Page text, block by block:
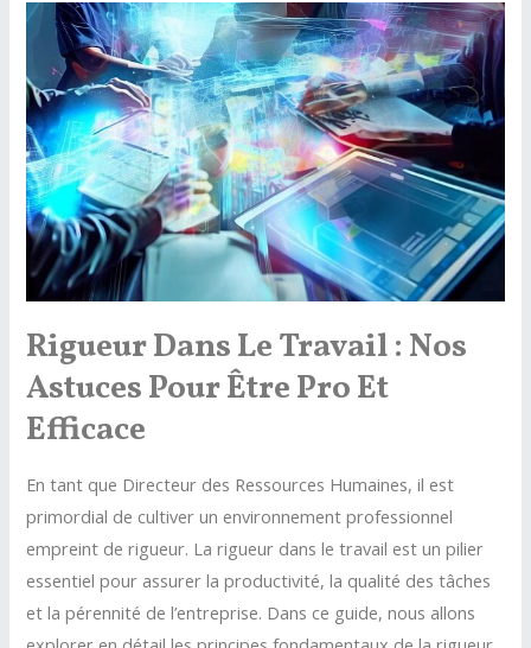
Récompensez
Ponctualité
et
la
Régularité
de
Vos
Employés
Rigueur Dans Le Travail : Nos
Astuces Pour Être Pro Et
Efficace
En tant que Directeur des Ressources Humaines, il est
primordial de cultiver un environnement professionnel
empreint de rigueur. La rigueur dans le travail est un pilier
essentiel pour assurer la productivité, la qualité des tâches
et la pérennité de l’entreprise. Dans ce guide, nous allons